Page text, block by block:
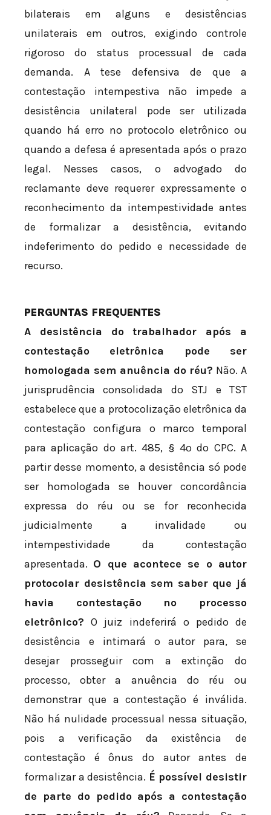
bilaterais em alguns e desistências
unilaterais em outros, exigindo controle
rigoroso do status processual de cada
demanda. A tese defensiva de que a
contestação intempestiva não impede a
desistência unilateral pode ser utilizada
quando há erro no protocolo eletrônico ou
quando a defesa é apresentada após o prazo
legal. Nesses casos, o advogado do
reclamante deve requerer expressamente o
reconhecimento da intempestividade antes
de formalizar a desistência, evitando
indeferimento do pedido e necessidade de
recurso.
PERGUNTAS FREQUENTES
A desistência do trabalhador após a
contestação eletrônica pode ser
homologada sem anuência do réu? Não. A
jurisprudência consolidada do STJ e TST
estabelece que a protocolização eletrônica da
contestação configura o marco temporal
para aplicação do art. 485, § 4º do CPC. A
partir desse momento, a desistência só pode
ser homologada se houver concordância
expressa do réu ou se for reconhecida
judicialmente a invalidade ou
intempestividade da contestação
apresentada. O que acontece se o autor
protocolar desistência sem saber que já
havia contestação no processo
eletrônico? O juiz indeferirá o pedido de
desistência e intimará o autor para, se
desejar prosseguir com a extinção do
processo, obter a anuência do réu ou
demonstrar que a contestação é inválida.
Não há nulidade processual nessa situação,
pois a verificação da existência de
contestação é ônus do autor antes de
formalizar a desistência. É possível desistir
de parte do pedido após a contestação